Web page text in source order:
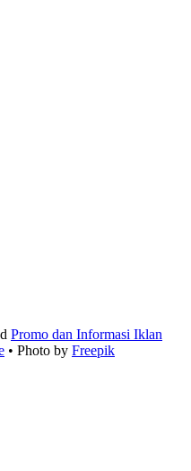
Promo dan Informasi Iklan
• Photo by Freepik